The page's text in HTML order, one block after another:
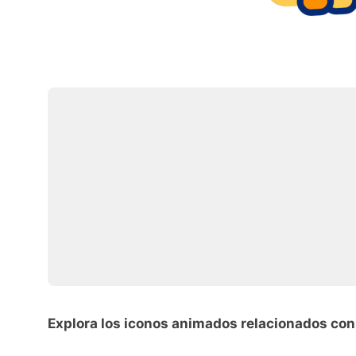
Explora los iconos animados relacionados